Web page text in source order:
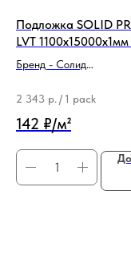
Подложка SOLID
LVT
Бренд - Солид
2 343 р. / 1 pack
142 ₽/м²